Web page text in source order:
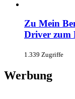
Zu Mein
Driver zum
1.339 Zugriffe
Werbung